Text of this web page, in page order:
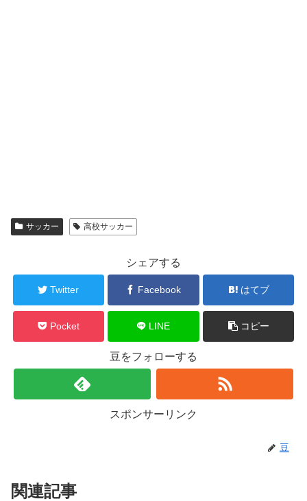
サッカー 高校サッカー
シェアする
Twitter Facebook はてブ
Pocket LINE コピー
豆をフォローする
スポンサーリンク
豆
関連記事